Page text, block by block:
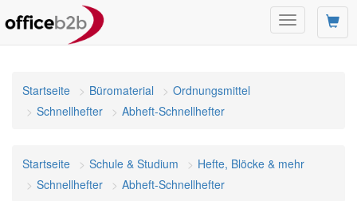
Navigation
umschalten
Startseite Büromaterial
Ordnungsmittel
Schnellhefter
Abheft-Schnellhefter
Startseite Schule & Studium
Hefte, Blöcke & mehr
Schnellhefter
Abheft-Schnellhefter